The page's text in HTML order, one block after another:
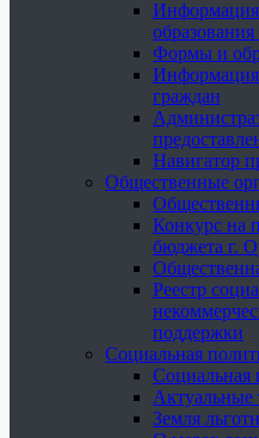
Информация
Формы и
Информация
граждан
Навигатор
Общественные
Конкурс на
бюджета г.
Реестр
поддержки
Социальная
Социальная
Актуальные
Земля